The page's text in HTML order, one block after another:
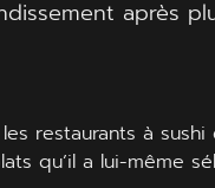
après
restaurants à
qu’il a lui-même